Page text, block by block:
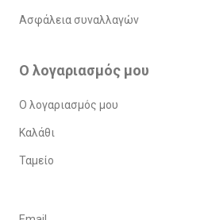
Ασφάλεια συναλλαγών
Ο λογαριασμός μου
Ο λογαριασμός μου
Καλάθι
Ταμείο